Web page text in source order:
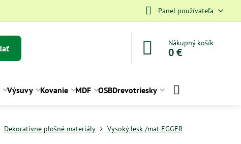
Panel používateľa
Nákupný košík
0 €
Výsuvy Kovanie MDF OSBDrevotriesky
Dekoratívne plošné materiály Vysoký lesk /mat EGGER